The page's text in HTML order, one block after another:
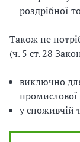
роздрібної
Також не
(ч. 5 ст. 28
виключно
у споживчій